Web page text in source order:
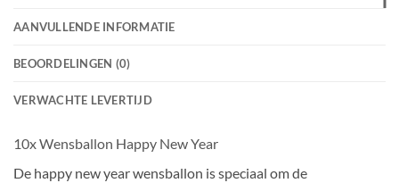
AANVULLENDE INFORMATIE
BEOORDELINGEN (0)
VERWACHTE LEVERTIJD
10x Wensballon Happy New Year
De happy new year wensballon is speciaal om de